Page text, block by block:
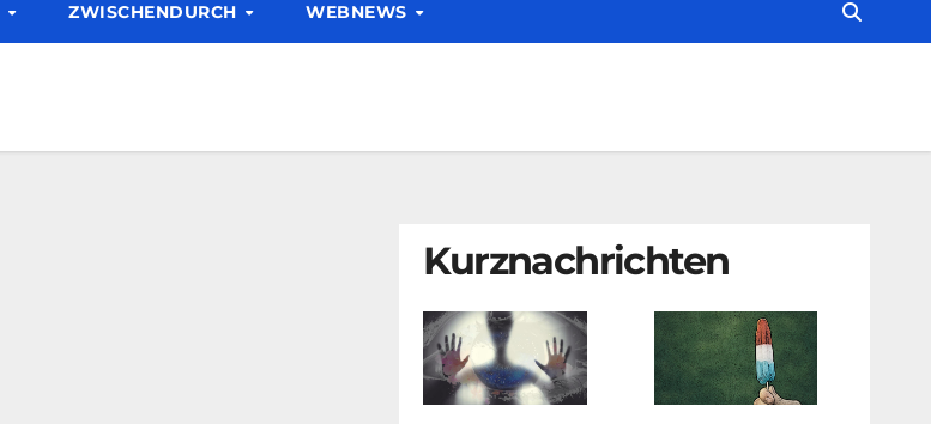
ZWISCHENDURCH WEBNEWS
Kurznachrichten